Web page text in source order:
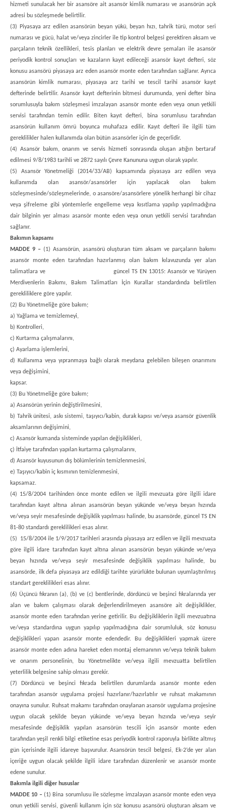
hizmeti sunulacak her bir asansöre ait asansör kimlik numarası ve asansörün açık
adresi bu sözleşmede belirtilir.
(3) Piyasaya arz edilen asansörün beyan yükü, beyan hızı, tahrik türü, motor seri
numarası ve gücü, halat ve/veya zincirler ile tip kontrol belgesi gerektiren aksam ve
parçaların teknik özellikleri, tesis planları ve elektrik devre şemaları ile asansör
periyodik kontrol sonuçları ve kazaların kayıt edileceği asansör kayıt defteri, söz
konusu asansörü piyasaya arz eden asansör monte eden tarafından sağlanır. Ayrıca
asansörün kimlik numarası, piyasaya arz tarihi ve tescil tarihi asansör kayıt
defterinde belirtilir. Asansör kayıt defterinin bitmesi durumunda, yeni defter bina
sorumlusuyla bakım sözleşmesi imzalayan asansör monte eden veya onun yetkili
servisi tarafından temin edilir. Biten kayıt defteri, bina sorumlusu tarafından
asansörün kullanım ömrü boyunca muhafaza edilir. Kayıt defteri ile ilgili tüm
gereklilikler halen kullanımda olan bütün asansörler için de geçerlidir.
(4) Asansör bakım, onarım ve servis hizmeti sonrasında oluşan atığın bertaraf
edilmesi 9/8/1983 tarihli ve 2872 sayılı Çevre Kanununa uygun olarak yapılır.
(5) Asansör Yönetmeliği (2014/33/AB) kapsamında piyasaya arz edilen veya
kullanımda olan asansör/asansörler için yapılacak olan bakım
sözleşmesinde/sözleşmelerinde, o asansöre/asansörlere yönelik herhangi bir cihaz
veya şifreleme gibi yöntemlerle engelleme veya kısıtlama yapılıp yapılmadığına
dair bilginin yer alması asansör monte eden veya onun yetkili servisi tarafından
sağlanır.
Bakımın kapsamı
MADDE 9 – (1) Asansörün, asansörü oluşturan tüm aksam ve parçaların bakımı
asansör monte eden tarafından hazırlanmış olan bakım kılavuzunda yer alan
talimatlara ve güncel TS EN 13015: Asansör ve Yürüyen
Merdivenlerin Bakımı, Bakım Talimatları İçin Kurallar standardında belirtilen
gerekliliklere göre yapılır.
(2) Bu Yönetmeliğe göre bakım;
a) Yağlama ve temizlemeyi,
b) Kontrolleri,
c) Kurtarma çalışmalarını,
ç) Ayarlama işlemlerini,
d) Kullanıma veya yıpranmaya bağlı olarak meydana gelebilen bileşen onarımını
veya değişimini,
kapsar.
(3) Bu Yönetmeliğe göre bakım;
a) Asansörün yerinin değiştirilmesini,
b) Tahrik ünitesi, askı sistemi, taşıyıcı/kabin, durak kapısı ve/veya asansör güvenlik
aksamlarının değişimini,
c) Asansör kumanda sisteminde yapılan değişiklikleri,
ç) İtfaiye tarafından yapılan kurtarma çalışmalarını,
d) Asansör kuyusunun dış bölümlerinin temizlenmesini,
e) Taşıyıcı/kabin iç kısmının temizlenmesini,
kapsamaz.
(4) 15/8/2004 tarihinden önce monte edilen ve ilgili mevzuata göre ilgili idare
tarafından kayıt altına alınan asansörün beyan yükünde ve/veya beyan hızında
ve/veya seyir mesafesinde değişiklik yapılması halinde, bu asansörde, güncel TS EN
81-80 standardı gereklilikleri esas alınır.
(5) 15/8/2004 ile 1/9/2017 tarihleri arasında piyasaya arz edilen ve ilgili mevzuata
göre ilgili idare tarafından kayıt altına alınan asansörün beyan yükünde ve/veya
beyan hızında ve/veya seyir mesafesinde değişiklik yapılması halinde, bu
asansörde, ilk defa piyasaya arz edildiği tarihte yürürlükte bulunan uyumlaştırılmış
standart gereklilikleri esas alınır.
(6) Üçüncü fıkranın (a), (b) ve (c) bentlerinde, dördüncü ve beşinci fıkralarında yer
alan ve bakım çalışması olarak değerlendirilmeyen asansöre ait değişiklikler,
asansör monte eden tarafından yerine getirilir. Bu değişikliklerin ilgili mevzuatına
ve/veya standardına uygun yapılıp yapılmadığına dair sorumluluk, söz konusu
değişiklikleri yapan asansör monte edendedir. Bu değişiklikleri yapmak üzere
asansör monte eden adına hareket eden montaj elemanının ve/veya teknik bakım
ve onarım personelinin, bu Yönetmelikte ve/veya ilgili mevzuatta belirtilen
yeterlilik belgesine sahip olması gerekir.
(7) Dördüncü ve beşinci fıkrada belirtilen durumlarda asansör monte eden
tarafından asansör uygulama projesi hazırlanır/hazırlatılır ve ruhsat makamının
onayına sunulur. Ruhsat makamı tarafından onaylanan asansör uygulama projesine
uygun olacak şekilde beyan yükünde ve/veya beyan hızında ve/veya seyir
mesafesinde değişiklik yapılan asansörün tescili için asansör monte eden
tarafından yeşil renkli bilgi etiketine esas periyodik kontrol raporuyla birlikte altmış
gün içerisinde ilgili idareye başvurulur. Asansörün tescil belgesi, Ek-2’de yer alan
içeriğe uygun olacak şekilde ilgili idare tarafından düzenlenir ve asansör monte
edene sunulur.
Bakımla ilgili diğer hususlar
MADDE 10 – (1) Bina sorumlusu ile sözleşme imzalayan asansör monte eden veya
onun yetkili servisi, güvenli kullanım için söz konusu asansörü oluşturan aksam ve